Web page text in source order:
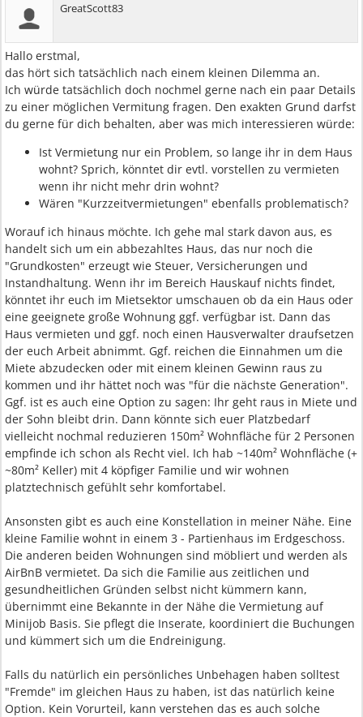
GreatScott83
Hallo erstmal,
das hört sich tatsächlich nach einem kleinen Dilemma an.
Ich würde tatsächlich doch nochmel gerne nach ein paar Details
zu einer möglichen Vermitung fragen. Den exakten Grund darfst
du gerne für dich behalten, aber was mich interessieren würde:
Ist Vermietung nur ein Problem, so lange ihr in dem Haus
wohnt? Sprich, könntet dir evtl. vorstellen zu vermieten
wenn ihr nicht mehr drin wohnt?
Wären "Kurzzeitvermietungen" ebenfalls problematisch?
Worauf ich hinaus möchte. Ich gehe mal stark davon aus, es
handelt sich um ein abbezahltes Haus, das nur noch die
"Grundkosten" erzeugt wie Steuer, Versicherungen und
Instandhaltung. Wenn ihr im Bereich Hauskauf nichts findet,
könntet ihr euch im Mietsektor umschauen ob da ein Haus oder
eine geeignete große Wohnung ggf. verfügbar ist. Dann das
Haus vermieten und ggf. noch einen Hausverwalter draufsetzen
der euch Arbeit abnimmt. Ggf. reichen die Einnahmen um die
Miete abzudecken oder mit einem kleinen Gewinn raus zu
kommen und ihr hättet noch was "für die nächste Generation".
Ggf. ist es auch eine Option zu sagen: Ihr geht raus in Miete und
der Sohn bleibt drin. Dann könnte sich euer Platzbedarf
vielleicht nochmal reduzieren 150m² Wohnfläche für 2 Personen
empfinde ich schon als Recht viel. Ich hab ~140m² Wohnfläche (+
~80m² Keller) mit 4 köpfiger Familie und wir wohnen
platztechnisch gefühlt sehr komfortabel.
Ansonsten gibt es auch eine Konstellation in meiner Nähe. Eine
kleine Familie wohnt in einem 3 - Partienhaus im Erdgeschoss.
Die anderen beiden Wohnungen sind möbliert und werden als
AirBnB vermietet. Da sich die Familie aus zeitlichen und
gesundheitlichen Gründen selbst nicht kümmern kann,
übernimmt eine Bekannte in der Nähe die Vermietung auf
Minijob Basis. Sie pflegt die Inserate, koordiniert die Buchungen
und kümmert sich um die Endreinigung.
Falls du natürlich ein persönliches Unbehagen haben solltest
"Fremde" im gleichen Haus zu haben, ist das natürlich keine
Option. Kein Vorurteil, kann verstehen das es auch solche